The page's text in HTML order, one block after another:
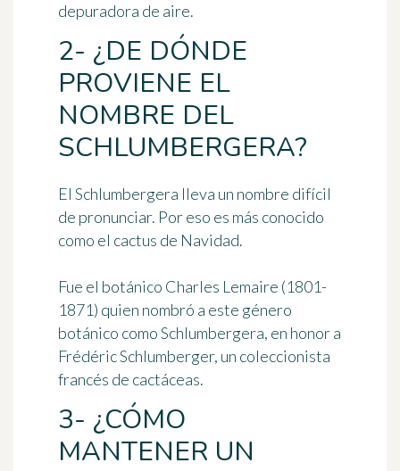
depuradora de aire.
2- ¿DE DÓNDE
PROVIENE EL
NOMBRE DEL
SCHLUMBERGERA?
El Schlumbergera lleva un nombre difícil
de pronunciar. Por eso es más conocido
como el cactus de Navidad.
Fue el botánico Charles Lemaire (1801-
1871) quien nombró a este género
botánico como Schlumbergera, en honor a
Frédéric Schlumberger, un coleccionista
francés de cactáceas.
3- ¿CÓMO
MANTENER UN